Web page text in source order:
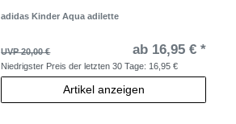
adidas Kinder Aqua adilette
UVP 20,00 € ab 16,95 € *
Niedrigster Preis der letzten 30 Tage: 16,95 €
Artikel anzeigen